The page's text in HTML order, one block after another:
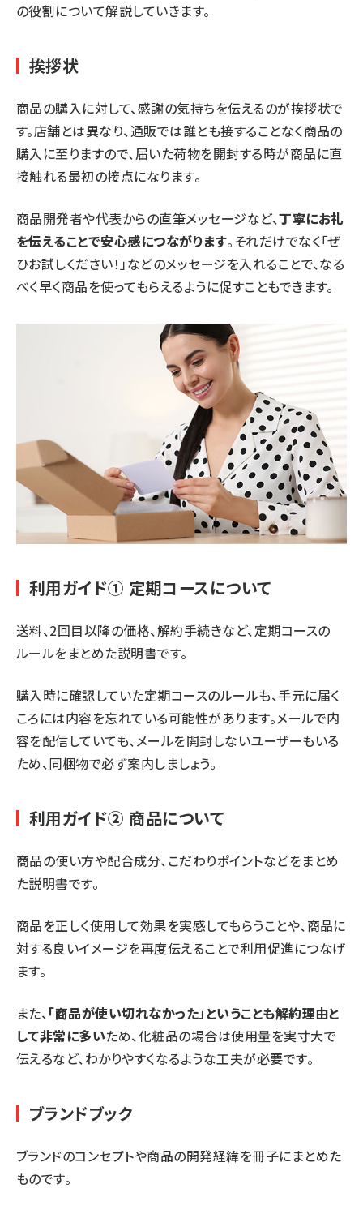
の役割について解説していきます。
挨拶状
商品の購入に対して、感謝の気持ちを伝えるのが挨拶状で
す。店舗とは異なり、通販では誰とも接することなく商品の
購入に至りますので、届いた荷物を開封する時が商品に直
接触れる最初の接点になります。
商品開発者や代表からの直筆メッセージなど、丁寧にお礼
を伝えることで安心感につながります。それだけでなく「ぜ
ひお試しください！」などのメッセージを入れることで、なる
べく早く商品を使ってもらえるように促すこともできます。
利用ガイド① 定期コースについて
送料、2回目以降の価格、解約手続きなど、定期コースの
ルールをまとめた説明書です。
購入時に確認していた定期コースのルールも、手元に届く
ころには内容を忘れている可能性があります。メールで内
容を配信していても、メールを開封しないユーザーもいる
ため、同梱物で必ず案内しましょう。
利用ガイド② 商品について
商品の使い方や配合成分、こだわりポイントなどをまとめ
た説明書です。
商品を正しく使用して効果を実感してもらうことや、商品に
対する良いイメージを再度伝えることで利用促進につなげ
ます。
また、「商品が使い切れなかった」ということも解約理由と
して非常に多いため、化粧品の場合は使用量を実寸大で
伝えるなど、わかりやすくなるような工夫が必要です。
ブランドブック
ブランドのコンセプトや商品の開発経緯を冊子にまとめた
ものです。